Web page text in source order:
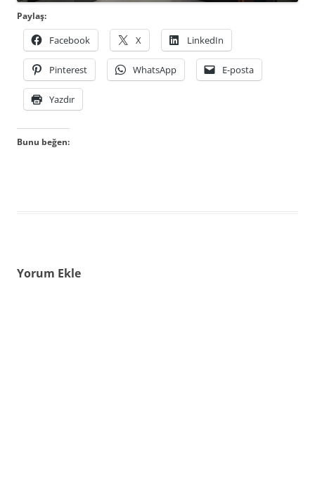
Paylaş:
Facebook X LinkedIn
Pinterest WhatsApp E-posta
Yazdır
Bunu beğen:
Yorum Ekle